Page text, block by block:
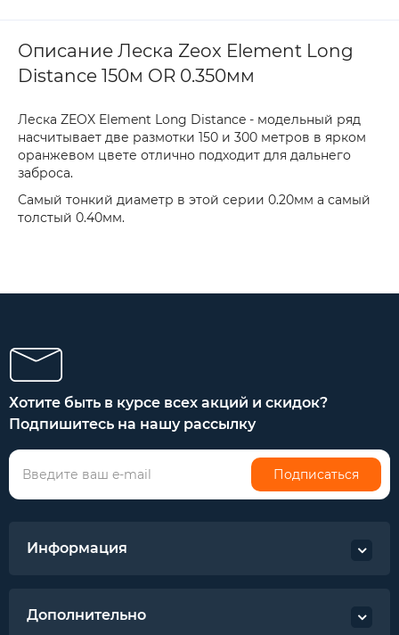
Описание Леска Zeox Element Long
Distance 150м OR 0.350мм
Леска ZEOX Element Long Distance - модельный ряд
насчитывает две размотки 150 и 300 метров в ярком
оранжевом цвете отлично подходит для дальнего
заброса.
Самый тонкий диаметр в этой серии 0.20мм а самый
толстый 0.40мм.
Хотите быть в курсе всех акций и скидок?
Подпишитесь на нашу рассылку
Подписаться
Информация
Дополнительно